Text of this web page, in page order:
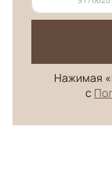
Нажимая
с